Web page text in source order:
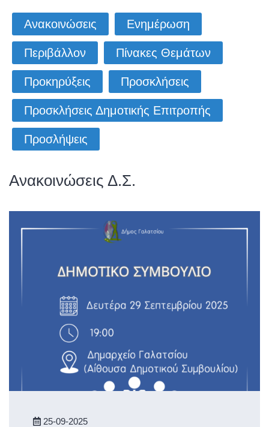
Ανακοινώσεις Ενημέρωση
Περιβάλλον Πίνακες Θεμάτων
Προκηρύξεις Προσκλήσεις
Προσκλήσεις Δημοτικής Επιτροπής
Προσλήψεις
Ανακοινώσεις Δ.Σ.
25-09-2025